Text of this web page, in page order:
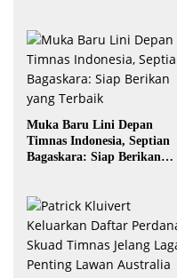
Muka Baru Lini Depan
Timnas Indonesia, Septian
Bagaskara: Siap Berikan